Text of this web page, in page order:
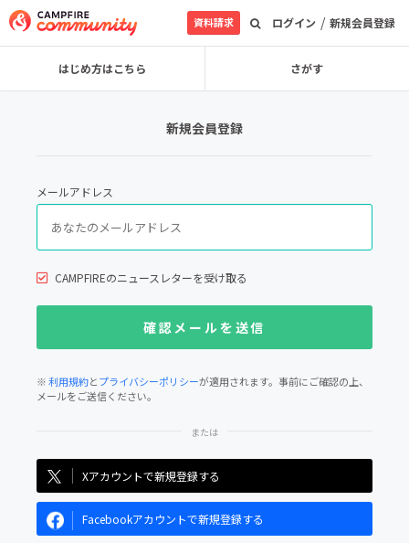
ログイン / 新規会員登録
資料請求
はじめ方はこちら さがす
新規会員登録
メールアドレス
CAMPFIREのニュースレターを受け取る
※利用規約とプライバシーポリシーが適用されます。事前にご確認の上、
メールをご送信ください。
Xアカウントで新規登録する
Facebookアカウントで新規登録する